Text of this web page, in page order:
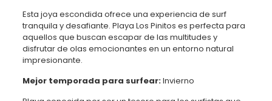
Esta joya escondida ofrece una experiencia de surf
tranquila y desafiante. Playa Los Pinitos es perfecta para
aquellos que buscan escapar de las multitudes y
disfrutar de olas emocionantes en un entorno natural
impresionante.
Mejor temporada para surfear:Invierno